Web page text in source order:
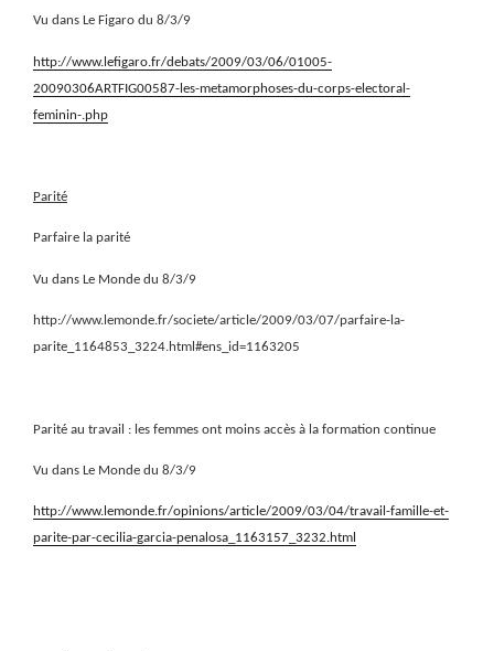
Vu dans Le Figaro du 8/3/9
http://www.lefigaro.fr/debats/2009/03/06/01005-
20090306ARTFIG00587-les-metamorphoses-du-corps-electoral-
feminin-.php
Parité
Parfaire la parité
Vu dans Le Monde du 8/3/9
http://www.lemonde.fr/societe/article/2009/03/07/parfaire-la-
parite_1164853_3224.html#ens_id=1163205
Parité au travail : les femmes ont moins accès à la formation continue
Vu dans Le Monde du 8/3/9
http://www.lemonde.fr/opinions/article/2009/03/04/travail-famille-et-
parite-par-cecilia-garcia-penalosa_1163157_3232.html